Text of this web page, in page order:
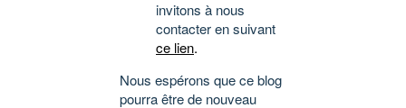
invitons à nous
contacter en suivant
ce lien.
Nous espérons que ce blog
pourra être de nouveau